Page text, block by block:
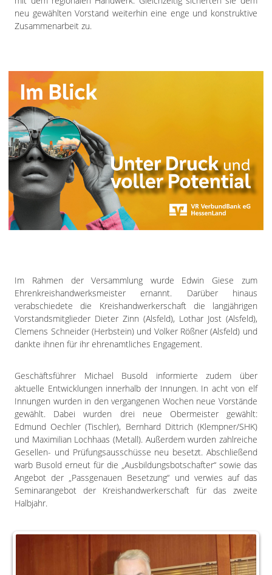
neu gewählten Vorstand weiterhin eine enge und konstruktive
Zusammenarbeit zu.
Im Rahmen der Versammlung wurde Edwin Giese zum
Ehrenkreishandwerksmeister ernannt. Darüber hinaus
verabschiedete die Kreishandwerkerschaft die langjährigen
Vorstandsmitglieder Dieter Zinn (Alsfeld), Lothar Jost (Alsfeld),
Clemens Schneider (Herbstein) und Volker Rößner (Alsfeld) und
dankte ihnen für ihr ehrenamtliches Engagement.
Geschäftsführer Michael Busold informierte zudem über
aktuelle Entwicklungen innerhalb der Innungen. In acht von elf
Innungen wurden in den vergangenen Wochen neue Vorstände
gewählt. Dabei wurden drei neue Obermeister gewählt:
Edmund Oechler (Tischler), Bernhard Dittrich (Klempner/SHK)
und Maximilian Lochhaas (Metall). Außerdem wurden zahlreiche
Gesellen- und Prüfungsausschüsse neu besetzt. Abschließend
warb Busold erneut für die „Ausbildungsbotschafter“ sowie das
Angebot der „Passgenauen Besetzung“ und verwies auf das
Seminarangebot der Kreishandwerkerschaft für das zweite
Halbjahr.